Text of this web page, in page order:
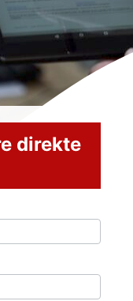
direkte